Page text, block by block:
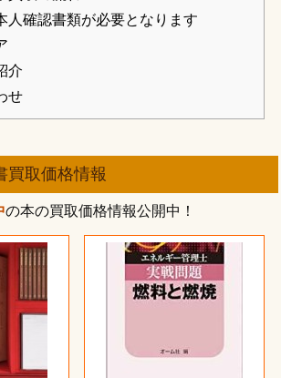
人確認書類が必要となります
介
せ
買取価格情報
の本の買取価格情報公開中！